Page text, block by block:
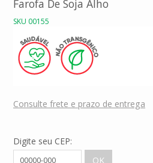
Farofa De Soja Alho
SKU 00155
Consulte frete e prazo de entrega
Digite seu CEP: